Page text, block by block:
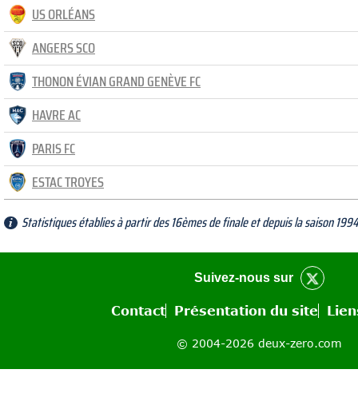
US ORLÉANS
ANGERS SCO
THONON ÉVIAN GRAND GENÈVE FC
HAVRE AC
PARIS FC
ESTAC TROYES
Statistiques établies à partir des 16èmes de finale et depuis la saison
Suivez-nous sur
Contact Présentation du site
© 2004-2026 deux-zero.com